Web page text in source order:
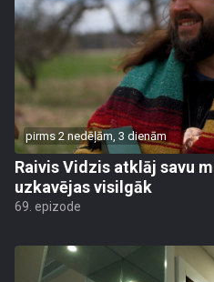
pirms 2 nedēļām, 3 dienām
Raivis Vidzis atklāj savu
uzkavējas visilgāk
69. epizode